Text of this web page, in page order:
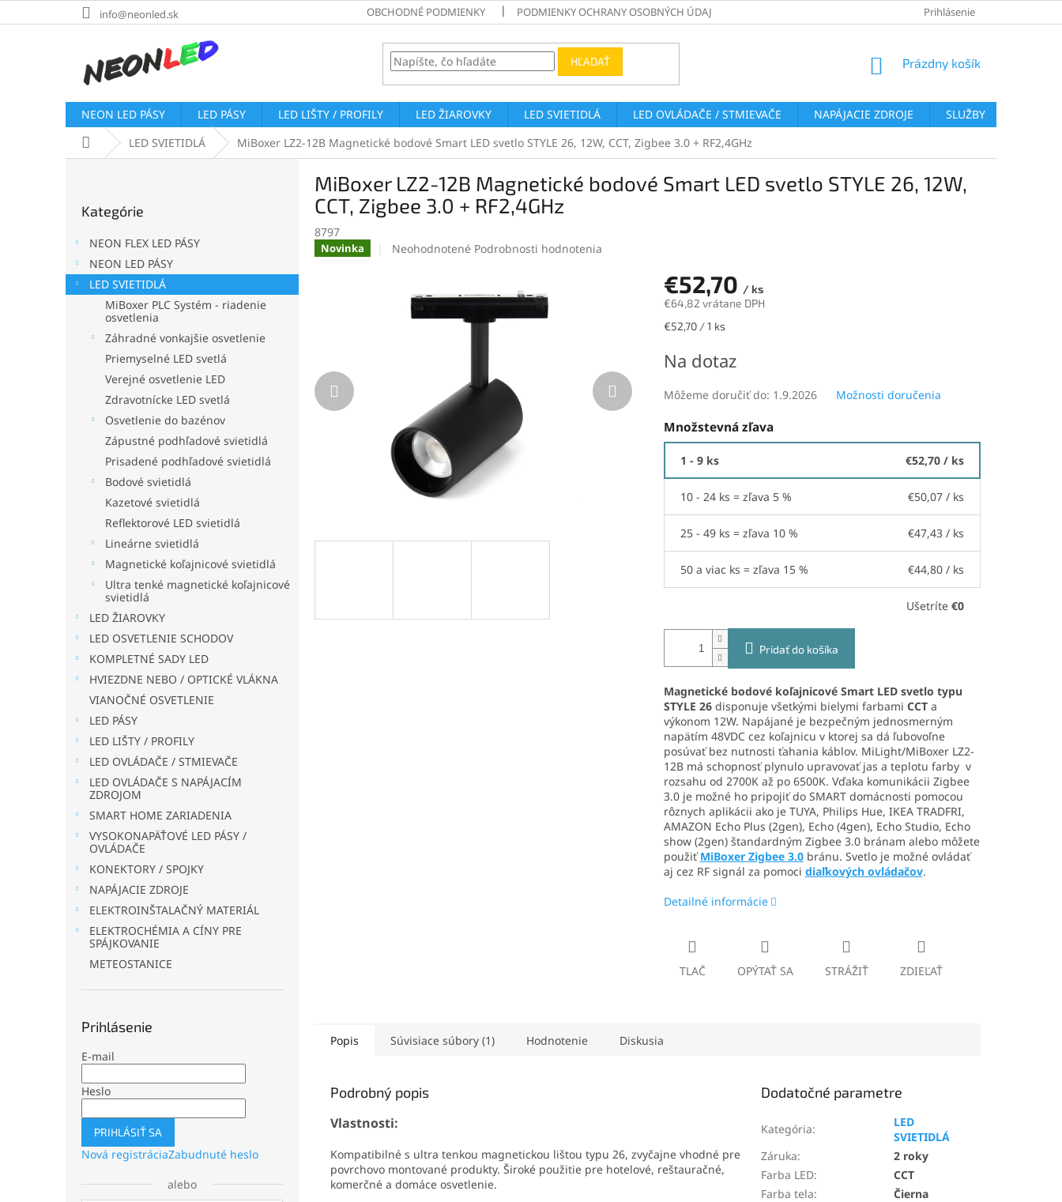
na
info@neonled.sk OBCHODNÉ PODMIENKY PODMIENKY OCHRANY OSOBNÝCH ÚDAJOV VRÁTENIE TOVARU
Prihlásenie
HĽADAŤ
NÁKUPNÝ
Prázdny košík
NEON LED PÁSY LED PÁSY LED LIŠTY / PROFILY LED ŽIAROVKY LED SVIETIDLÁ LED OVLÁDAČE / STMIEVAČE NAPÁJACIE ZDROJE SLUŽBY
DomovLED SVIETIDLÁ MiBoxer LZ2-12B Magnetické bodové Smart LED svetlo STYLE 26, 12W, CCT, Zigbee 3.0 + RF2,4GHz
a
kategórie
Kategórie
NEON FLEX LED PÁSY
NEON LED PÁSY
LED SVIETIDLÁ
MiBoxer PLC Systém - riadenie
osvetlenia
Záhradné vonkajšie osvetlenie
Priemyselné LED svetlá
Verejné osvetlenie LED
Zdravotnícke LED svetlá
Osvetlenie do bazénov
Zápustné podhľadové svietidlá
Prisadené podhľadové svietidlá
Bodové svietidlá
Kazetové svietidlá
Reflektorové LED svietidlá
Lineárne svietidlá
Magnetické koľajnicové svietidlá
Ultra tenké magnetické koľajnicové
svietidlá
LED ŽIAROVKY
LED OSVETLENIE SCHODOV
KOMPLETNÉ SADY LED
HVIEZDNE NEBO / OPTICKÉ VLÁKNA
VIANOČNÉ OSVETLENIE
LED PÁSY
LED LIŠTY / PROFILY
LED OVLÁDAČE / STMIEVAČE
LED OVLÁDAČE S NAPÁJACÍM
ZDROJOM
SMART HOME ZARIADENIA
VYSOKONAPÄŤOVÉ LED PÁSY /
OVLÁDAČE
KONEKTORY / SPOJKY
NAPÁJACIE ZDROJE
ELEKTROINŠTALAČNÝ MATERIÁL
ELEKTROCHÉMIA A CÍNY PRE
SPÁJKOVANIE
METEOSTANICE
Prihlásenie
E-mail
Heslo
PRIHLÁSIŤ SA
Nová registráciaZabudnuté heslo
alebo
MiBoxer LZ2-12B Magnetické bodové Smart LED svetlo STYLE 26, 12W,
CCT, Zigbee 3.0 + RF2,4GHz
8797
Novinka
Priemerné
Neohodnotené Podrobnosti hodnotenia
€52,70 / ks
€64,82 vrátane DPH
Jednotková
€52,70 / 1 ks
Na dotaz
Môžeme doručiť do: 1.9.2026 Možnosti doručenia
Množstevná zľava
1 - 9 ks €52,70 / ks
10 - 24 ks = zľava 5 % €50,07 / ks
25 - 49 ks = zľava 10 % €47,43 / ks
50 a viac ks = zľava 15 % €44,80 / ks
Ušetríte €0
Pridať do košíka
Magnetické bodové koľajnicové Smart LED svetlo typu
STYLE 26disponuje všetkými bielymi farbami CCTa
výkonom 12W. Napájané je bezpečným jednosmerným
napätím 48VDC cez koľajnicu v ktorej sa dá ľubovoľne
posúvať bez nutnosti ťahania káblov. MiLight/MiBoxer LZ2-
12B má schopnosť plynulo upravovať jas a teplotu farby v
rozsahu od 2700K až po 6500K. Vďaka komunikácii Zigbee
3.0 je možné ho pripojiť do SMART domácnosti pomocou
rôznych aplikácii ako je TUYA, Philips Hue, IKEA TRADFRI,
AMAZON Echo Plus (2gen), Echo (4gen), Echo Studio, Echo
show (2gen) štandardným Zigbee 3.0 bránam alebo môžete
použiťMiBoxer Zigbee 3.0bránu. Svetlo je možné ovládať
aj cez RF signál za pomoci diaľkových ovládačov.
Detailné informácie
TLAČ OPÝTAŤ SA STRÁŽIŤ ZDIEĽAŤ
Popis Súvisiace súbory (1) Hodnotenie Diskusia
Podrobný popis
Vlastnosti:
Kompatibilné s ultra tenkou magnetickou lištou typu 26, zvyčajne vhodné pre
povrchovo montované produkty. Široké použitie pre hotelové, reštauračné,
komerčné a domáce osvetlenie.
Dodatočné parametre
Kategória:
LED
SVIETIDLÁ
Záruka:
2 roky
Farba LED:
CCT
Farba tela:
Čierna